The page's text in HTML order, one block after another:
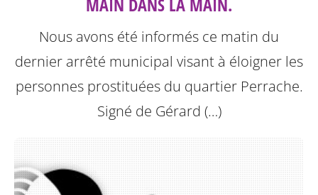
MAIN DANS LA MAIN.
Nous avons été informés ce matin du
dernier arrêté municipal visant à éloigner les
personnes prostituées du quartier Perrache.
Signé de Gérard (…)